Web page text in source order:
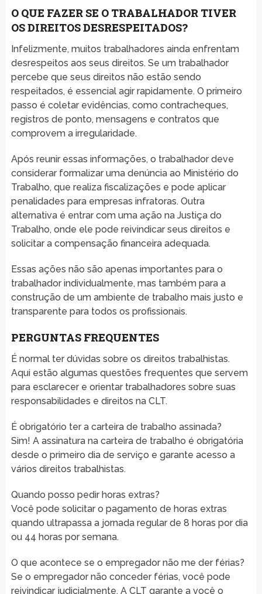
O QUE FAZER SE O TRABALHADOR TIVER
OS DIREITOS DESRESPEITADOS?
Infelizmente, muitos trabalhadores ainda enfrentam
desrespeitos aos seus direitos. Se um trabalhador
percebe que seus direitos não estão sendo
respeitados, é essencial agir rapidamente. O primeiro
passo é coletar evidências, como contracheques,
registros de ponto, mensagens e contratos que
comprovem a irregularidade.
Após reunir essas informações, o trabalhador deve
considerar formalizar uma denúncia ao Ministério do
Trabalho, que realiza fiscalizações e pode aplicar
penalidades para empresas infratoras. Outra
alternativa é entrar com uma ação na Justiça do
Trabalho, onde ele pode reivindicar seus direitos e
solicitar a compensação financeira adequada.
Essas ações não são apenas importantes para o
trabalhador individualmente, mas também para a
construção de um ambiente de trabalho mais justo e
transparente para todos os profissionais.
PERGUNTAS FREQUENTES
É normal ter dúvidas sobre os direitos trabalhistas.
Aqui estão algumas questões frequentes que servem
para esclarecer e orientar trabalhadores sobre suas
responsabilidades e direitos na CLT.
É obrigatório ter a carteira de trabalho assinada?
Sim! A assinatura na carteira de trabalho é obrigatória
desde o primeiro dia de serviço e garante acesso a
vários direitos trabalhistas.
Quando posso pedir horas extras?
Você pode solicitar o pagamento de horas extras
quando ultrapassa a jornada regular de 8 horas por dia
ou 44 horas por semana.
O que acontece se o empregador não me der férias?
Se o empregador não conceder férias, você pode
reivindicar judicialmente. A CLT garante a você o